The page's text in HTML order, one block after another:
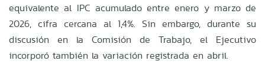
equivalente al IPC acumulado entre enero y marzo de
2026, cifra cercana al 1,4%. Sin embargo, durante su
discusión en la Comisión de Trabajo, el Ejecutivo
incorporó también la variación registrada en abril.